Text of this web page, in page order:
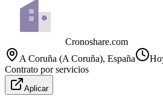
Cronoshare.com
A Coruña (A Coruña), España
Contrato por servicios
Aplicar